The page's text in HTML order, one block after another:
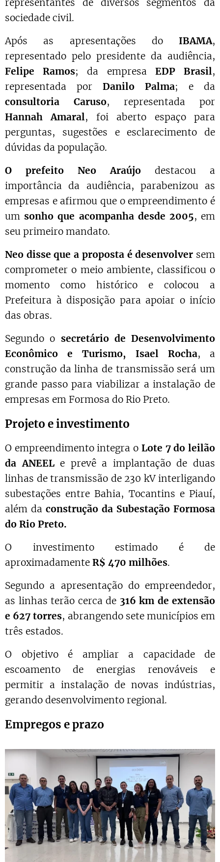
sociedade civil.
Após as apresentações do IBAMA,
representado pelo presidente da audiência,
Felipe Ramos; da empresa EDP Brasil,
representada por Danilo Palma; e da
consultoria Caruso, representada por
Hannah Amaral, foi aberto espaço para
perguntas, sugestões e esclarecimento de
dúvidas da população.
O prefeito Neo Araújo destacou a
importância da audiência, parabenizou as
empresas e afirmou que o empreendimento é
um sonho que acompanha desde 2005, em
seu primeiro mandato.
Neo disse que a proposta é desenvolver sem
comprometer o meio ambiente, classificou o
momento como histórico e colocou a
Prefeitura à disposição para apoiar o início
das obras.
Segundo o secretário de Desenvolvimento
Econômico e Turismo, Isael Rocha, a
construção da linha de transmissão será um
grande passo para viabilizar a instalação de
empresas em Formosa do Rio Preto.
Projeto e investimento
O empreendimento integra o Lote 7 do leilão
da ANEELe prevê a implantação de duas
linhas de transmissão de 230 kV interligando
subestações entre Bahia, Tocantins e Piauí,
além da construção da Subestação Formosa
do Rio Preto.
O investimento estimado é de
aproximadamente R$ 470 milhões.
Segundo a apresentação do empreendedor,
as linhas terão cerca de 316 km de extensão
e 627 torres, abrangendo sete municípios em
três estados.
O objetivo é ampliar a capacidade de
escoamento de energias renováveis e
permitir a instalação de novas indústrias,
gerando desenvolvimento regional.
Empregos e prazo